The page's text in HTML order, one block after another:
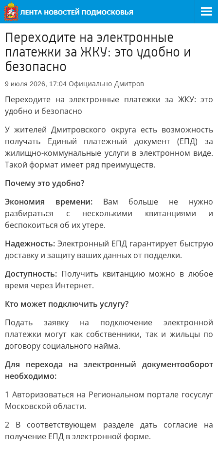
Переходите на электронные
платежки за ЖКУ: это удобно и
безопасно
9 июля 2026, 17:04 Официально Дмитров
Переходите на электронные платежки за ЖКУ: это
удобно и безопасно
У жителей Дмитровского округа есть возможность
получать Единый платежный документ (ЕПД) за
жилищно-коммунальные услуги в электронном виде.
Такой формат имеет ряд преимуществ.
Почему это удобно?
Экономия времени:Вам больше не нужно
разбираться с несколькими квитанциями и
беспокоиться об их утере.
Надежность: Электронный ЕПД гарантирует быструю
доставку и защиту ваших данных от подделки.
Доступность: Получить квитанцию можно в любое
время через Интернет.
Кто может подключить услугу?
Подать заявку на подключение электронной
платежки могут как собственники, так и жильцы по
договору социального найма.
Для перехода на электронный документооборот
необходимо:
1 Авторизоваться на Региональном портале госуслуг
Московской области.
2 В соответствующем разделе дать согласие на
получение ЕПД в электронной форме.